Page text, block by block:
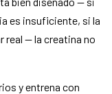
es insuficiente, si la
real — la creatina no
y entrena con